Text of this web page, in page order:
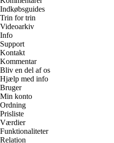
Indkøbsguides
Trin for trin
Videoarkiv
Info
Support
Kontakt
Kommentar
Bliv en del af os
Hjælp med info
Bruger
Min konto
Ordning
Prisliste
Værdier
Funktionaliteter
Relation